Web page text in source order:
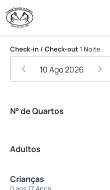
Pousada
Check-in / Check-out 1 Noite
10 Ago 2026
N° de Quartos
Adultos
Crianças